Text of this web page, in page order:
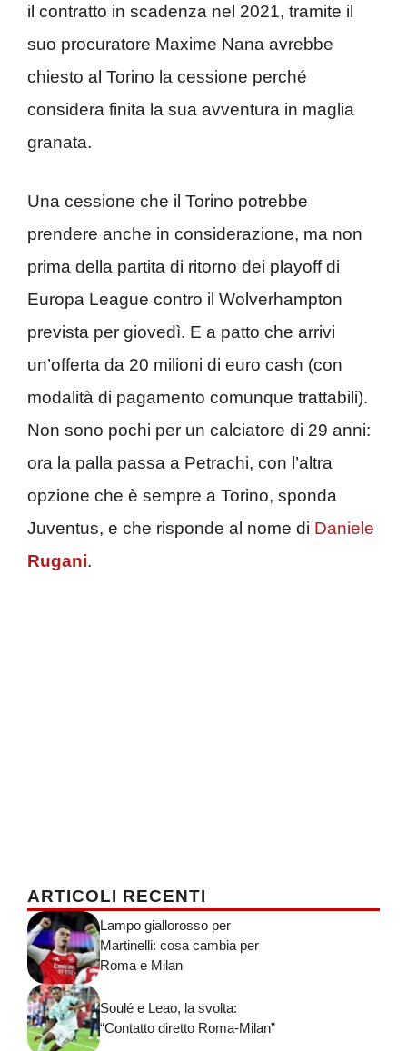
il contratto in scadenza nel 2021, tramite il
suo procuratore Maxime Nana avrebbe
chiesto al Torino la cessione perché
considera finita la sua avventura in maglia
granata.
Una cessione che il Torino potrebbe
prendere anche in considerazione, ma non
prima della partita di ritorno dei playoff di
Europa League contro il Wolverhampton
prevista per giovedì. E a patto che arrivi
un’offerta da 20 milioni di euro cash (con
modalità di pagamento comunque trattabili).
Non sono pochi per un calciatore di 29 anni:
ora la palla passa a Petrachi, con l’altra
opzione che è sempre a Torino, sponda
Juventus, e che risponde al nome di Daniele
Rugani.
ARTICOLI RECENTI
Lampo giallorosso per
Martinelli: cosa cambia per
Roma e Milan
Soulé e Leao, la svolta:
“Contatto diretto Roma-Milan”